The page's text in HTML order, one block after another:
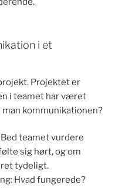
i et
Projektet er
i teamet har været
kommunikationen?
teamet vurdere
sig hørt, og om
tydeligt.
Hvad fungerede?